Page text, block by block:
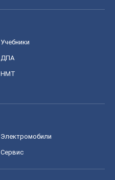
Учебники
ДПА
НМТ
Электромобили
Сервис